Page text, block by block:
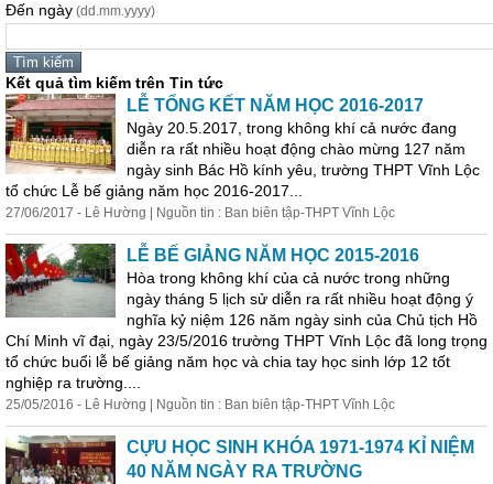
Đến ngày (dd.mm.yyyy)
Kết quả tìm kiếm trên Tin tức
LỄ TỔNG KẾT NĂM HỌC 2016-2017
Ngày 20.5.2017, trong không khí cả nước đang
diễn ra rất nhiều hoạt động chào mừng 127 năm
ngày sinh Bác Hồ kính yêu, trường THPT Vĩnh Lộc
tổ chức Lễ bế giảng năm học 2016-2017...
27/06/2017 - Lê Hường | Nguồn tin : Ban biên tập-THPT Vĩnh Lộc
LỄ BẾ GIẢNG NĂM HỌC 2015-2016
Hòa trong không khí của cả nước trong những
ngày tháng 5 lịch sử diễn ra rất nhiều hoạt động ý
nghĩa kỷ niệm 126 năm ngày sinh của Chủ tịch Hồ
Chí Minh vĩ đại, ngày 23/5/2016 trường THPT Vĩnh Lộc đã long trọng
tổ chức buổi lễ bế giảng năm học và chia tay học sinh lớp 12 tốt
nghiệp ra trường....
25/05/2016 - Lê Hường | Nguồn tin : Ban biên tập-THPT Vĩnh Lộc
CỰU HỌC SINH KHÓA 1971-1974 KỈ NIỆM
40 NĂM NGÀY RA TRƯỜNG